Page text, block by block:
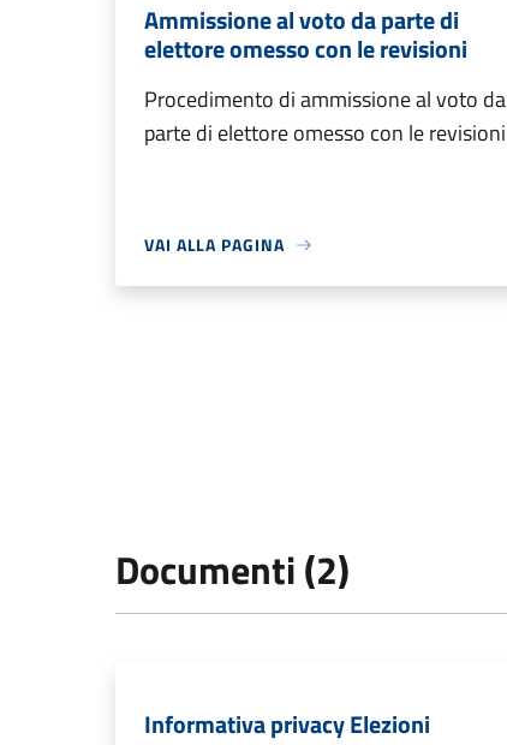
Ammissione al voto da parte di
elettore omesso con le revisioni
Procedimento di ammissione al voto da
parte di elettore omesso con le revisioni
VAI ALLA PAGINA
Documenti (2)
Informativa privacy Elezioni